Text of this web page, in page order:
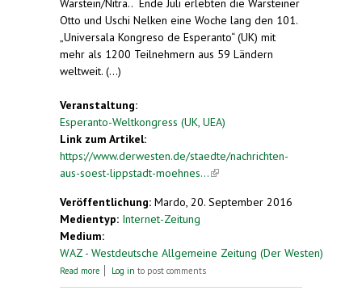
Warstein/Nitra.. Ende Juli erlebten die Warsteiner
Otto und Uschi Nelken eine Woche lang den 101.
„Universala Kongreso de Esperanto“ (UK) mit
mehr als 1200 Teilnehmern aus 59 Ländern
weltweit. (...)
Veranstaltung:
Esperanto-Weltkongress (UK, UEA)
Link zum Artikel:
https://www.derwesten.de/staedte/nachrichten-
aus-soest-lippstadt-moehnes...(link is external)
Veröffentlichung: Mardo, 20. September 2016
Medientyp: Internet-Zeitung
Medium:
WAZ - Westdeutsche Allgemeine Zeitung (Der Westen)
Read more about Warsteiner Ehepaar besucht den Esperanto-
Log in to post comments